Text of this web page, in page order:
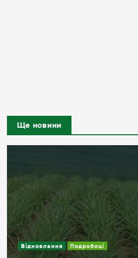
Ще новини
Відновлення Подробиці